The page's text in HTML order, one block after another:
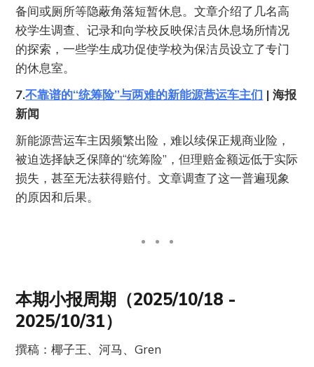
备间或厕所等隐蔽角落短暂休息。文章介绍了几名高
校学生调查、记录和向学校反映保洁员休息场所情况
的探索，一些学生成功促使学校为保洁员设立了专门
的休息室。
7.不靠谱的“统筹险”与两难的新能源营运车主们 | 海报
新闻
新能源营运车主因频繁出险，难以续保正规商业险，
被迫选择缺乏保障的“统筹险”，但理赔金额远低于实际
损失，甚至无法获得赔付。文章调查了这一普遍现象
的原因和后果。
本期小报周期（2025/10/18 -
2025/10/31）
撰稿：椰子王、河马、Gren